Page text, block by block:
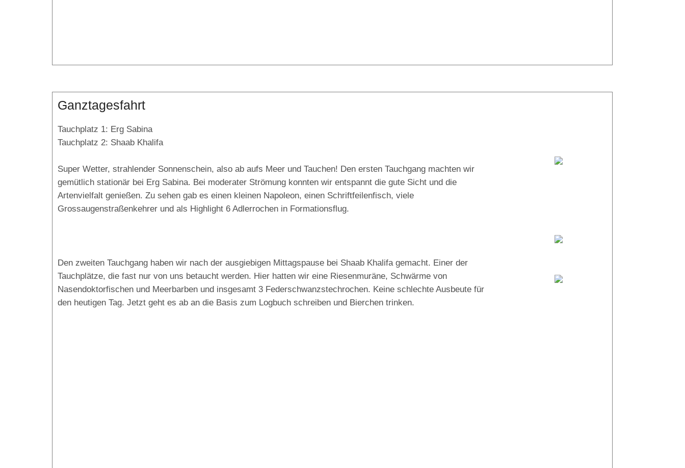
Ganztagesfahrt
Tauchplatz 1: Erg Sabina
Tauchplatz 2: Shaab Khalifa
Super Wetter, strahlender Sonnenschein, also ab aufs Meer und Tauchen! Den ersten Tauchgang machten wir
gemütlich stationär bei Erg Sabina. Bei moderater Strömung konnten wir entspannt die gute Sicht und die
Artenvielfalt genießen. Zu sehen gab es einen kleinen Napoleon, einen Schriftfeilenfisch, viele
Grossaugenstraßenkehrer und als Highlight 6 Adlerrochen in Formationsflug.
Den zweiten Tauchgang haben wir nach der ausgiebigen Mittagspause bei Shaab Khalifa gemacht. Einer der
Tauchplätze, die fast nur von uns betaucht werden. Hier hatten wir eine Riesenmuräne, Schwärme von
Nasendoktorfischen und Meerbarben und insgesamt 3 Federschwanzstechrochen. Keine schlechte Ausbeute für
den heutigen Tag. Jetzt geht es ab an die Basis zum Logbuch schreiben und Bierchen trinken.